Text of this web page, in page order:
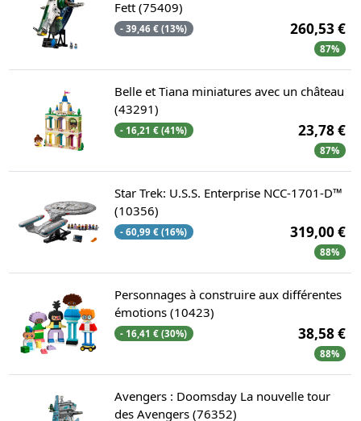
Fett (75409)
- 39,46 € (13%) 260,53 €
87%
Belle et Tiana miniatures avec un château
(43291)
- 16,21 € (41%) 23,78 €
87%
Star Trek: U.S.S. Enterprise NCC-1701-D™
(10356)
- 60,99 € (16%) 319,00 €
88%
Personnages à construire aux différentes
émotions (10423)
- 16,41 € (30%) 38,58 €
88%
Avengers : Doomsday La nouvelle tour
des Avengers (76352)